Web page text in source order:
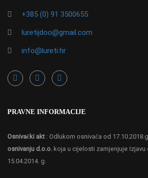
+385 (0) 91 3500655
luretijdoo@gmail.com
info@lureti.hr
PRAVNE INFORMACIJE
Osnivački akt : Odlukom osnivača od
osnivanju d.o.o. koja u cijelosti zamjenjuje Izjavu
15.04.2014. g.